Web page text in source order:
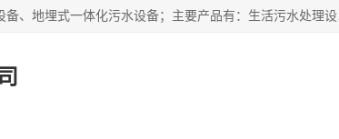
贵州鑫沣源环境科技公司